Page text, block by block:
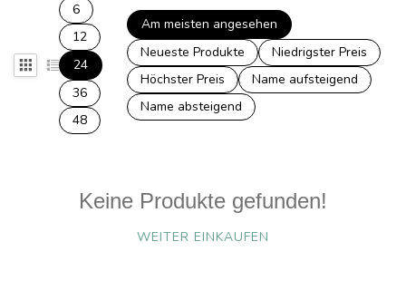
6
12
24
36
48
Am meisten angesehen
Neueste Produkte
Niedrigster Preis
Höchster Preis
Name aufsteigend
Name absteigend
Keine Produkte gefunden!
WEITER EINKAUFEN